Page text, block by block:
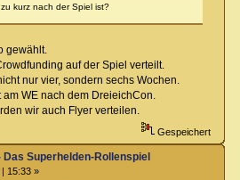
kurz nach der Spiel ist?
gewählt.
auf der Spiel verteilt.
nur vier, sondern sechs Wochen.
WE nach dem DreieichCon.
wir auch Flyer verteilen.
Gespeichert
Superhelden-Rollenspiel
15:33 »